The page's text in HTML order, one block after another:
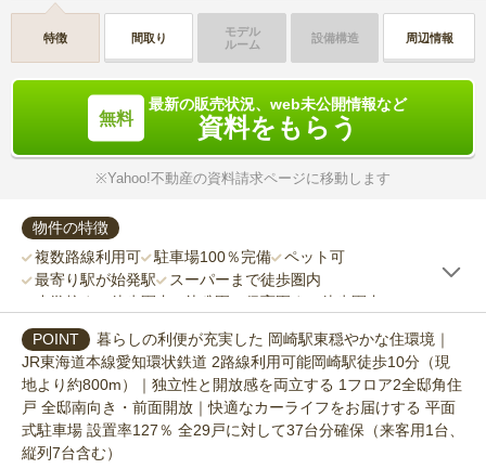
特徴 間取り
モデル
ルーム
設備構造 周辺情報
最新の販売状況、web未公開情報など
資料をもらう
※Yahoo!不動産の資料請求ページに移動します
物件の特徴
複数路線利用可
駐車場100％完備
ペット可
最寄り駅が始発駅
スーパーまで徒歩圏内
小学校まで徒歩圏内
幼稚園・保育園まで徒歩圏内
子育てにやさしい
暮らしの利便が充実した 岡崎駅東穏やかな住環境｜
JR東海道本線愛知環状鉄道 2路線利用可能岡崎駅徒歩10分（現
地より約800m）｜独立性と開放感を両立する 1フロア2全邸角住
戸 全邸南向き・前面開放｜快適なカーライフをお届けする 平面
式駐車場 設置率127％ 全29戸に対して37台分確保（来客用1台、
縦列7台含む）